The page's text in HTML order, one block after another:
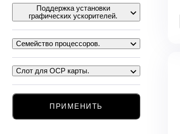
Поддержка установки
графических ускорителей.
Семейство процессоров.
Слот для OCP карты.
ПРИМЕНИТЬ